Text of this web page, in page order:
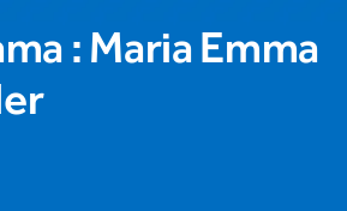
: Maria Emma